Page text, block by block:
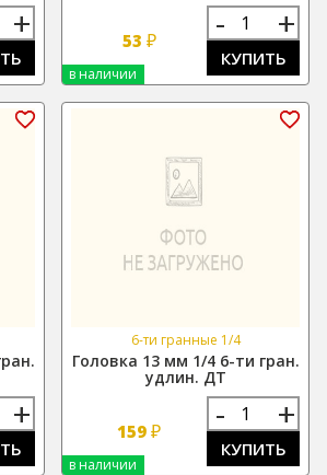
+ 53 ₽ - +
КУПИТЬ
в наличии
+
6-ти гранные 1/4
Головка 13 мм 1/4 6-ти гран.
удлин. ДТ
159₽ - +
КУПИТЬ
в наличии